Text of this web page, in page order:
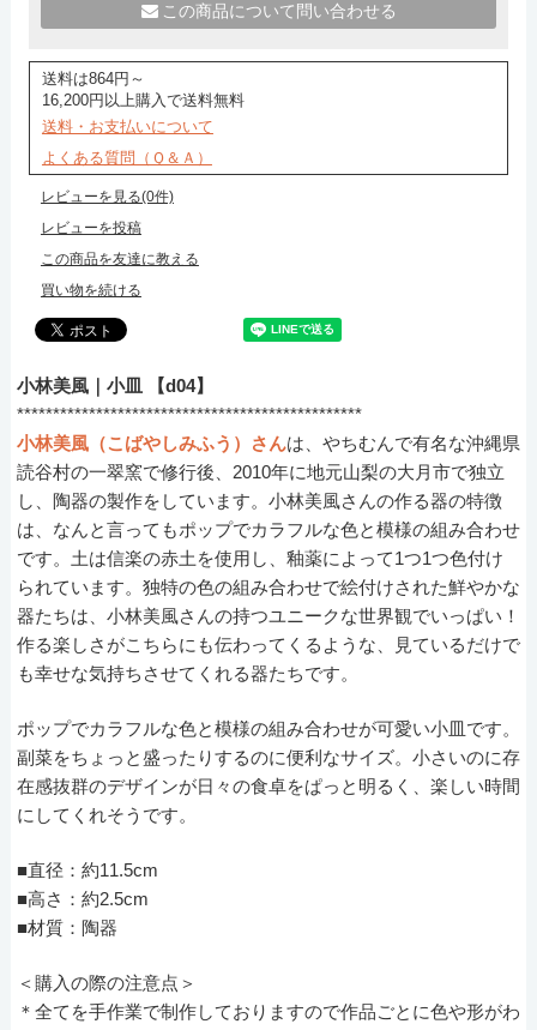
この商品について問い合わせる
送料は864円～
16,200円以上購入で送料無料
送料・お支払いについて
よくある質問（Ｑ＆Ａ）
レビューを見る(0件)
レビューを投稿
この商品を友達に教える
買い物を続ける
小林美風｜小皿 【d04】
************************************************
小林美風（こばやしみふう）さんは、やちむんで有名な沖縄県
読谷村の一翠窯で修行後、2010年に地元山梨の大月市で独立
し、陶器の製作をしています。小林美風さんの作る器の特徴
は、なんと言ってもポップでカラフルな色と模様の組み合わせ
です。土は信楽の赤土を使用し、釉薬によって1つ1つ色付け
られています。独特の色の組み合わせで絵付けされた鮮やかな
器たちは、小林美風さんの持つユニークな世界観でいっぱい！
作る楽しさがこちらにも伝わってくるような、見ているだけで
も幸せな気持ちさせてくれる器たちです。
ポップでカラフルな色と模様の組み合わせが可愛い小皿です。
副菜をちょっと盛ったりするのに便利なサイズ。小さいのに存
在感抜群のデザインが日々の食卓をぱっと明るく、楽しい時間
にしてくれそうです。
■直径：約11.5cm
■高さ：約2.5cm
■材質：陶器
＜購入の際の注意点＞
＊全てを手作業で制作しておりますので作品ごとに色や形がわ